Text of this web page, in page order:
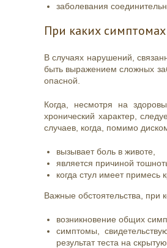
заболевания
При каких
В случаях нарушений,
быть выражением сложных
опасной.
Когда, несмотря на
хронический характер,
случаев, когда, помимо
вызывает боль в животе,
является причиной
когда стул имеет примесь
Важные обстоятельства, при
возникновение общих
симптомы,
результат теста на